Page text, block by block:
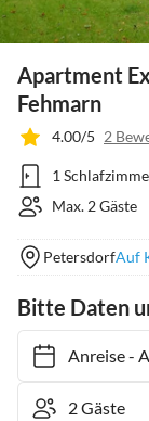
Apartment
Fehmarn
4.00/5 2
1
Max. 2 Gäste
PetersdorfAuf
Bitte Daten
Anreise-